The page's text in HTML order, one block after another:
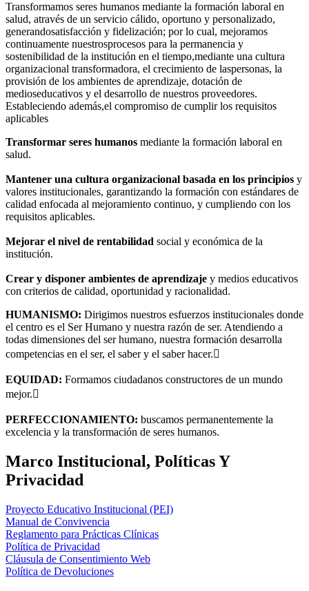
Transformamos seres humanos mediante la formación laboral en
salud, através de un servicio cálido, oportuno y personalizado,
generandosatisfacción y fidelización; por lo cual, mejoramos
continuamente nuestrosprocesos para la permanencia y
sostenibilidad de la institución en el tiempo,mediante una cultura
organizacional transformadora, el crecimiento de laspersonas, la
provisión de los ambientes de aprendizaje, dotación de
medioseducativos y el desarrollo de nuestros proveedores.
Estableciendo además,el compromiso de cumplir los requisitos
aplicables
Transformar seres humanos mediante la formación laboral en
salud.
Mantener una cultura organizacional basada en los principios y
valores institucionales, garantizando la formación con estándares de
calidad enfocada al mejoramiento continuo, y cumpliendo con los
requisitos aplicables.
Mejorar el nivel de rentabilidad social y económica de la
institución.
Crear y disponer ambientes de aprendizaje y medios educativos
con criterios de calidad, oportunidad y racionalidad.
HUMANISMO: Dirigimos nuestros esfuerzos institucionales donde
el centro es el Ser Humano y nuestra razón de ser. Atendiendo a
todas dimensiones del ser humano, nuestra formación desarrolla
competencias en el ser, el saber y el saber hacer.
EQUIDAD: Formamos ciudadanos constructores de un mundo
mejor.
PERFECCIONAMIENTO: buscamos permanentemente la
excelencia y la transformación de seres humanos.
Marco Institucional, Políticas Y
Privacidad
Proyecto Educativo Institucional (PEI)
Manual de Convivencia
Reglamento para Prácticas Clínicas
Política de Privacidad
Cláusula de Consentimiento Web
Política de Devoluciones